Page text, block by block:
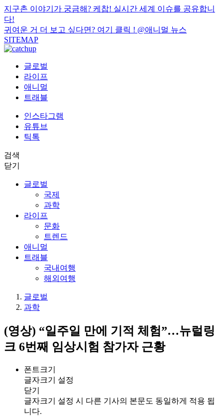
지구촌 이야기가 궁금해? 케찹! 실시간 세계 이슈를 공유합니
다!
귀여운 거 더 보고 싶다면? 여기 클릭 ! @애니멀 뉴스
SITEMAP
글로벌
라이프
애니멀
트래블
인스타그램
유튜브
틱톡
검색
닫기
글로벌
국제
과학
라이프
문화
트렌드
애니멀
트래블
국내여행
해외여행
글로벌
과학
(영상) “일주일 만에 기적 체험”…뉴럴링
크 6번째 임상시험 참가자 근황
폰트크기
글자크기 설정
닫기
글자크기 설정 시 다른 기사의 본문도 동일하게 적용 됩
니다.